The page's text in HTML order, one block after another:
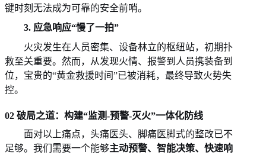
键时刻无法成为可靠的安全前哨。
3. 应急响应“慢了一拍”
火灾发生在人员密集、设备林立的枢纽站，初期扑
救至关重要。然而，从发现火情、报警到人员携装备到
位，宝贵的“黄金救援时间”已被消耗，最终导致火势失
控。
02 破局之道：构建“监测-预警-灭火”一体化防线
面对以上痛点，头痛医头、脚痛医脚式的整改已不
足够。我们需要一个能够主动预警、智能决策、快速响